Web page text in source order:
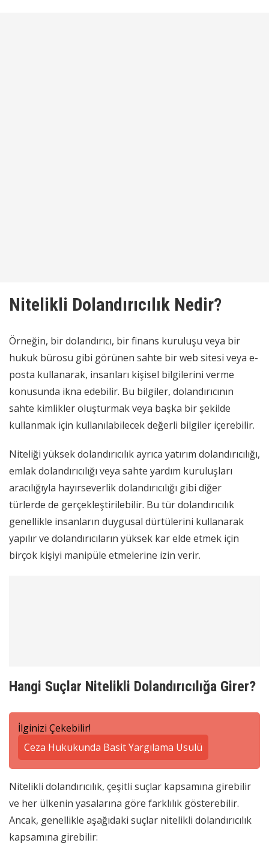
Nitelikli Dolandırıcılık Nedir?
Örneğin, bir dolandırıcı, bir finans kuruluşu veya bir
hukuk bürosu gibi görünen sahte bir web sitesi veya e-
posta kullanarak, insanları kişisel bilgilerini verme
konusunda ikna edebilir. Bu bilgiler, dolandırıcının
sahte kimlikler oluşturmak veya başka bir şekilde
kullanmak için kullanılabilecek değerli bilgiler içerebilir.
Niteliği yüksek dolandırıcılık ayrıca yatırım dolandırıcılığı,
emlak dolandırıcılığı veya sahte yardım kuruluşları
aracılığıyla hayırseverlik dolandırıcılığı gibi diğer
türlerde de gerçekleştirilebilir. Bu tür dolandırıcılık
genellikle insanların duygusal dürtülerini kullanarak
yapılır ve dolandırıcıların yüksek kar elde etmek için
birçok kişiyi manipüle etmelerine izin verir.
Hangi Suçlar Nitelikli Dolandırıcılığa Girer?
İlginizi Çekebilir!
Ceza Hukukunda Basit Yargılama Usulü
Nitelikli dolandırıcılık, çeşitli suçlar kapsamına girebilir
ve her ülkenin yasalarına göre farklılık gösterebilir.
Ancak, genellikle aşağıdaki suçlar nitelikli dolandırıcılık
kapsamına girebilir: